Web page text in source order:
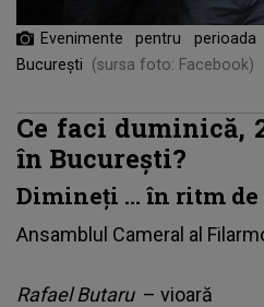
Evenimente pentru
București
(sursa foto: Facebook)
Ce faci duminică,
în București?
Dimineți … în ritm de
Ansamblul Cameral al
Rafael Butaru – vioară